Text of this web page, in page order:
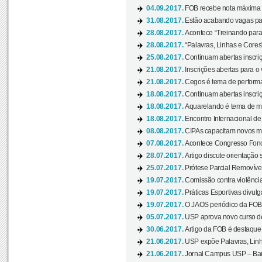
04.09.2017. FOB recebe nota
31.08.2017. Estão acabando vagas
28.08.2017.Acontece “Treinando
28.08.2017.“Palavras, Linhas e
25.08.2017.Continuam abertas
21.08.2017. Inscrições abertas para
21.08.2017.Cegos é tema de
18.08.2017.Continuam abertas
18.08.2017.Aquarelando é tema de
18.08.2017. Encontro Internacional
08.08.2017.CIPAs capacitam novos
07.08.2017.Acontece Congresso
28.07.2017.Artigo discute orientação
25.07.2017. Prótese Parcial
19.07.2017.Comissão contra
19.07.2017. Práticas Esportivas
19.07.2017.O JAOS periódico da
05.07.2017. USP aprova novo curso
30.06.2017.Artigo da FOB é
21.06.2017. USP expõe Palavras,
21.06.2017.Jornal Campus USP –